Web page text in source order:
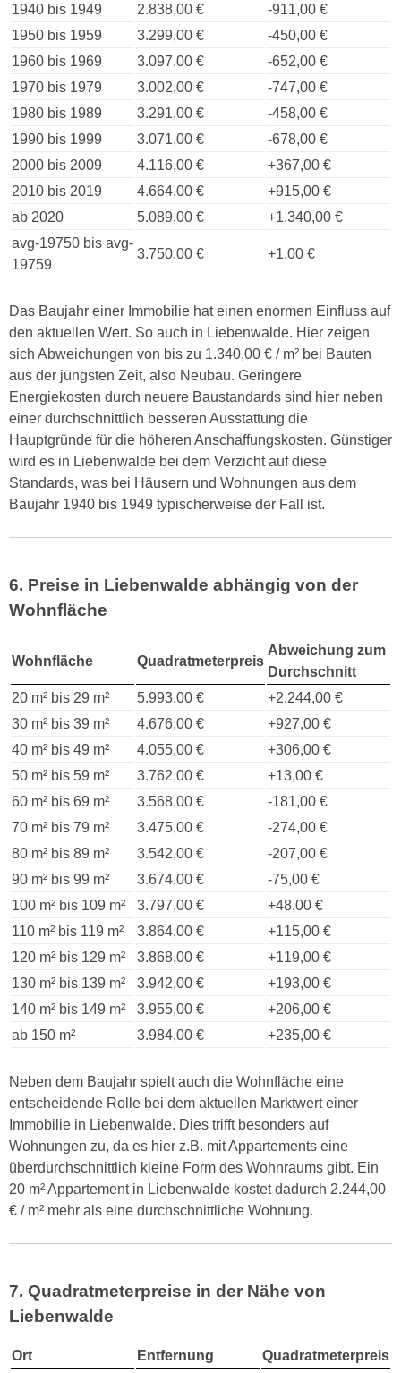
1940 bis 1949
2.838,00 €
-911,00 €
1950 bis 1959
3.299,00 €
-450,00 €
1960 bis 1969
3.097,00 €
-652,00 €
1970 bis 1979
3.002,00 €
-747,00 €
1980 bis 1989
3.291,00 €
-458,00 €
1990 bis 1999
3.071,00 €
-678,00 €
2000 bis 2009
4.116,00 €
+367,00 €
2010 bis 2019
4.664,00 €
+915,00 €
ab 2020
5.089,00 €
+1.340,00 €
avg-19750 bis avg-
19759
3.750,00 € +1,00 €
Das Baujahr einer Immobilie hat einen enormen Einfluss auf
den aktuellen Wert. So auch in Liebenwalde. Hier zeigen
sich Abweichungen von bis zu 1.340,00 € / m² bei Bauten
aus der jüngsten Zeit, also Neubau. Geringere
Energiekosten durch neuere Baustandards sind hier neben
einer durchschnittlich besseren Ausstattung die
Hauptgründe für die höheren Anschaffungskosten. Günstiger
wird es in Liebenwalde bei dem Verzicht auf diese
Standards, was bei Häusern und Wohnungen aus dem
Baujahr 1940 bis 1949 typischerweise der Fall ist.
6. Preise in Liebenwalde abhängig von der
Wohnfläche
Wohnfläche Quadratmeterpreis
Abweichung zum
Durchschnitt
20 m² bis 29 m²
5.993,00 €
+2.244,00 €
30 m² bis 39 m²
4.676,00 €
+927,00 €
40 m² bis 49 m²
4.055,00 €
+306,00 €
50 m² bis 59 m²
3.762,00 €
+13,00 €
60 m² bis 69 m²
3.568,00 €
-181,00 €
70 m² bis 79 m²
3.475,00 €
-274,00 €
80 m² bis 89 m²
3.542,00 €
-207,00 €
90 m² bis 99 m²
3.674,00 €
-75,00 €
100 m² bis 109 m²
3.797,00 €
+48,00 €
110 m² bis 119 m²
3.864,00 €
+115,00 €
120 m² bis 129 m²
3.868,00 €
+119,00 €
130 m² bis 139 m²
3.942,00 €
+193,00 €
140 m² bis 149 m²
3.955,00 €
+206,00 €
ab 150 m²
3.984,00 € +235,00 €
Neben dem Baujahr spielt auch die Wohnfläche eine
entscheidende Rolle bei dem aktuellen Marktwert einer
Immobilie in Liebenwalde. Dies trifft besonders auf
Wohnungen zu, da es hier z.B. mit Appartements eine
überdurchschnittlich kleine Form des Wohnraums gibt. Ein
20 m² Appartement in Liebenwalde kostet dadurch 2.244,00
€ / m² mehr als eine durchschnittliche Wohnung.
7. Quadratmeterpreise in der Nähe von
Liebenwalde
Ort Entfernung Quadratmeterpreis